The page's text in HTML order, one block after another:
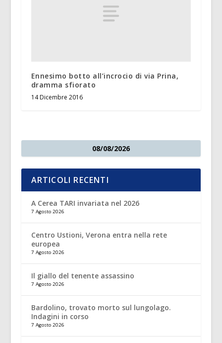
Ennesimo botto all’incrocio di via Prina,
dramma sfiorato
14 Dicembre 2016
08/08/2026
ARTICOLI RECENTI
A Cerea TARI invariata nel 2026
7 Agosto 2026
Centro Ustioni, Verona entra nella rete
europea
7 Agosto 2026
Il giallo del tenente assassino
7 Agosto 2026
Bardolino, trovato morto sul lungolago.
Indagini in corso
7 Agosto 2026